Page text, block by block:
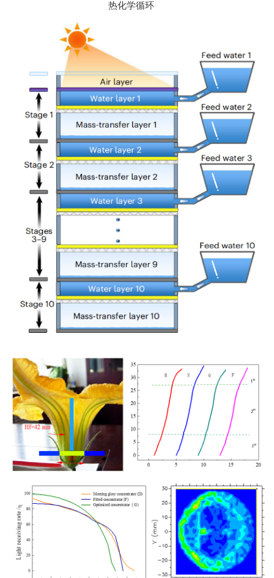
热化学循环